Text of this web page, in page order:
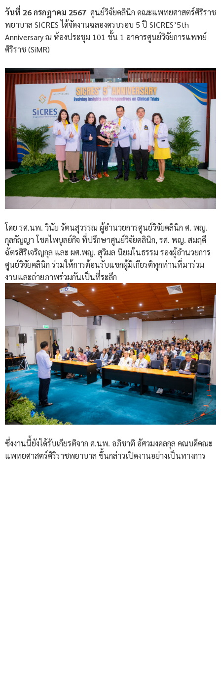
วันที่ 26 กรกฎาคม 2567 ศูนย์วิจัยคลินิก คณะแพทยศาสตร์ศิริราช
พยาบาล SICRES ได้จัดงานฉลองครบรอบ 5 ปี SICRES’5th
Anniversary ณ ห้องประชุม 101 ชั้น 1 อาคารศูนย์วิจัยการแพทย์
ศิริราช (SiMR)
โดย รศ.นพ. วินัย รัตนสุวรรณ ผู้อำนวยการศูนย์วิจัยคลินิก ศ. พญ.
กุลกัญญา โชคไพบูลย์กิจ ที่ปรึกษาศูนย์วิจัยคลินิก, รศ. พญ. สมฤดี
ฉัตรสิริเจริญกุล และ ผศ.พญ. สุวิมล นิยมในธรรม รองผู้อำนวยการ
ศูนย์วิจัยคลินิก ร่วมให้การต้อนรับแขกผู้มีเกียรติทุกท่านที่มาร่วม
งานและถ่ายภาพร่วมกันเป็นที่ระลึก
ซึ่งงานนี้ยังได้รับเกียรติจาก ศ.นพ. อภิชาติ อัศวมงคลกุล คณบดีคณะ
แพทยศาสตร์ศิริราชพยาบาล ขึ้นกล่าวเปิดงานอย่างเป็นทางการ